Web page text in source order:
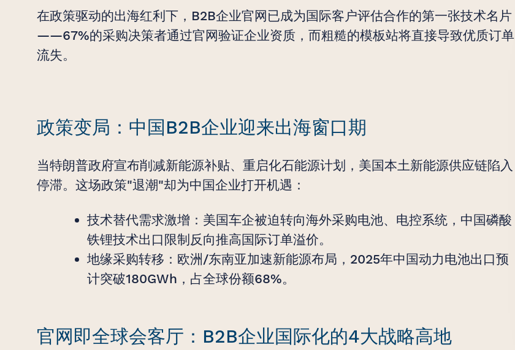
在政策驱动的出海红利下，B2B企业官网已成为国际客户评估合作的第一张技术名片
——67%的采购决策者通过官网验证企业资质，而粗糙的模板站将直接导致优质订单
流失。
政策变局：中国B2B企业迎来出海窗口期
当特朗普政府宣布削减新能源补贴、重启化石能源计划，美国本土新能源供应链陷入
停滞。这场政策"退潮"却为中国企业打开机遇：
技术替代需求激增：美国车企被迫转向海外采购电池、电控系统，中国磷酸
铁锂技术出口限制反向推高国际订单溢价。
地缘采购转移：欧洲/东南亚加速新能源布局，2025年中国动力电池出口预
计突破180GWh，占全球份额68%。
官网即全球会客厅：B2B企业国际化的4大战略高地